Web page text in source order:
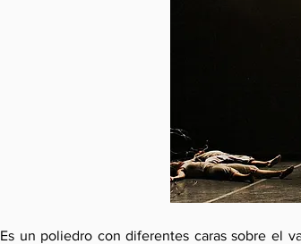
Es un poliedro con diferentes caras sobre el